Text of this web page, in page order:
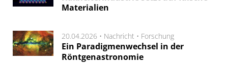
Materialien
20.04.2026 • Nachricht • Forschung
Ein Paradigmenwechsel in der
Röntgenastronomie